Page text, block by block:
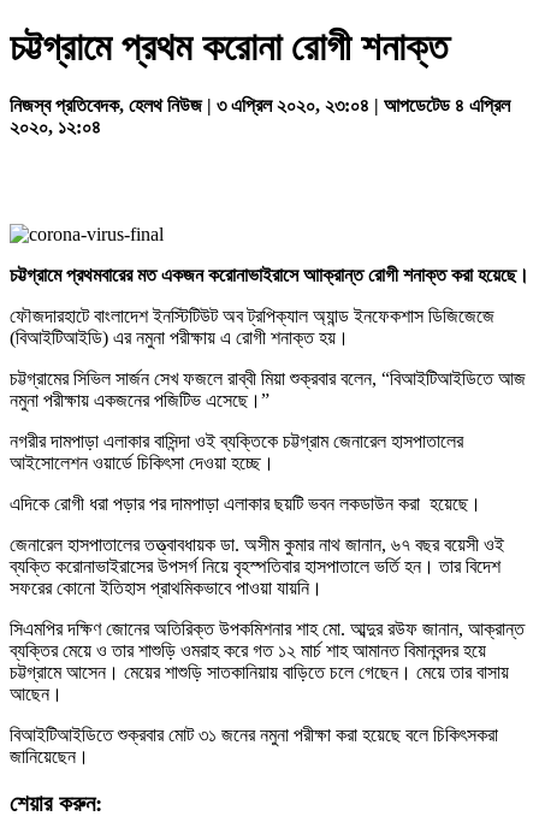
চট্টগ্রামে প্রথম করোনা রোগী শনাক্ত
নিজস্ব প্রতিবেদক, হেলথ নিউজ | ৩ এপ্রিল ২০২০, ২৩:০৪ | আপডেটেড ৪ এপ্রিল
২০২০, ১২:০৪
চট্টগ্রামে প্রথমবারের মত একজন করোনাভাইরাসে আাক্রান্ত রোগী শনাক্ত করা হয়েছে।
ফৌজদারহাটে বাংলাদেশ ইনস্টিটিউট অব ট্রপিক্যাল অ্যান্ড ইনফেকশাস ডিজিজেজে
(বিআইটিআইডি) এর নমুনা পরীক্ষায় এ রোগী শনাক্ত হয়।
চট্টগ্রামের সিভিল সার্জন সেখ ফজলে রাব্বী মিয়া শুক্রবার বলেন, “বিআইটিআইডিতে আজ
নমুনা পরীক্ষায় একজনের পজিটিভ এসেছে।”
নগরীর দামপাড়া এলাকার বাসিন্দা ওই ব্যক্তিকে চট্টগ্রাম জেনারেল হাসপাতালের
আইসোলেশন ওয়ার্ডে চিকিৎসা দেওয়া হচ্ছে।
এদিকে রোগী ধরা পড়ার পর দামপাড়া এলাকার ছয়টি ভবন লকডাউন করা হয়েছে।
জেনারেল হাসপাতালের তত্ত্বাবধায়ক ডা. অসীম কুমার নাথ জানান, ৬৭ বছর বয়েসী ওই
ব্যক্তি করোনাভাইরাসের উপসর্গ নিয়ে বৃহস্পতিবার হাসপাতালে ভর্তি হন। তার বিদেশ
সফরের কোনো ইতিহাস প্রাথমিকভাবে পাওয়া যায়নি।
সিএমপির দক্ষিণ জোনের অতিরিক্ত উপকমিশনার শাহ মো. আব্দুর রউফ জানান, আক্রান্ত
ব্যক্তির মেয়ে ও তার শাশুড়ি ওমরাহ করে গত ১২ মার্চ শাহ আমানত বিমানবন্দর হয়ে
চট্টগ্রামে আসেন। মেয়ের শাশুড়ি সাতকানিয়ায় বাড়িতে চলে গেছেন। মেয়ে তার বাসায়
আছেন।
বিআইটিআইডিতে শুক্রবার মোট ৩১ জনের নমুনা পরীক্ষা করা হয়েছে বলে চিকিৎসকরা
জানিয়েছেন।
শেয়ার করুন: